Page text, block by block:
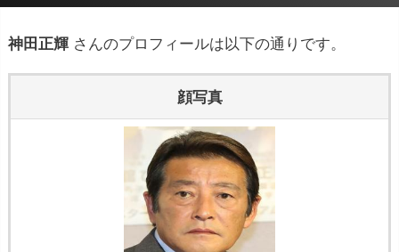
神田正輝 さんのプロフィールは以下の通りです。
顔写真